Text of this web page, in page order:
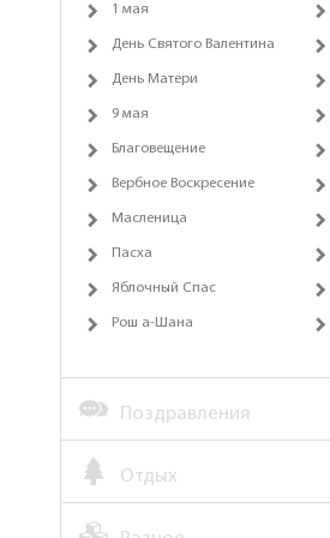
1 мая
День Святого Валентина
День Матери
9 мая
Благовещение
Вербное Воскресение
Масленица
Пасха
Яблочный Спас
Рош а-Шана
Поздравления
Отдых